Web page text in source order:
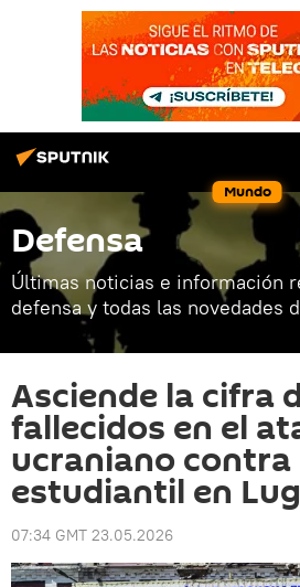
Mundo
Defensa
Últimas noticias e información
defensa y todas las novedades
Asciende la cifra
fallecidos en el
ucraniano contra
estudiantil en
07:34 GMT 23.05.2026